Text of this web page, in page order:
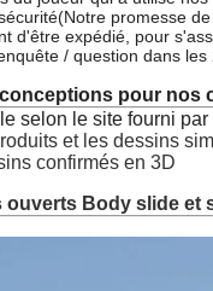
promesse
d'être expédié, pour
/ question dans
pour nos
selon le site fourni
et les dessins
confirmés en 3D
ouverts Body slide et